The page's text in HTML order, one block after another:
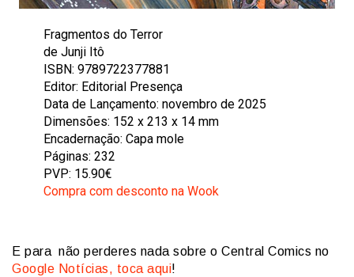
Fragmentos do Terror
de Junji Itô
ISBN: 9789722377881
Editor: Editorial Presença
Data de Lançamento: novembro de 2025
Dimensões: 152 x 213 x 14 mm
Encadernação: Capa mole
Páginas: 232
PVP: 15.90€
Compra com desconto na Wook
E para não perderes nada sobre o Central Comics no
Google Notícias, toca aqui!